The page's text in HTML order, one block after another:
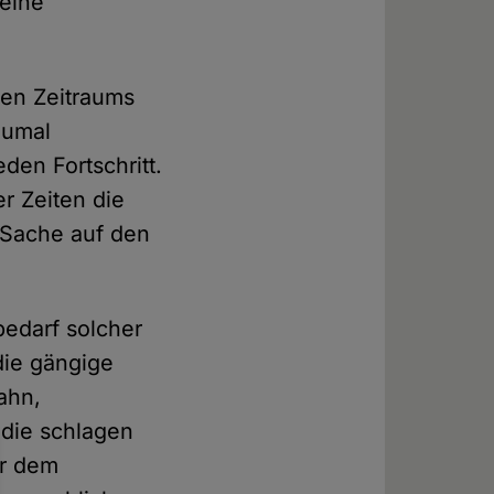
Zeitraums
Fortschritt.
Zeiten die
auf den
solcher
gängige
schlagen
dem